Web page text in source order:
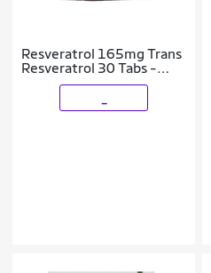
Resveratrol 165mg Trans
Resveratrol 30 Tabs -
Lauton